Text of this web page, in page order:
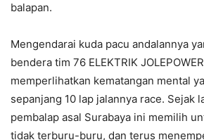
balapan.
​Mengendarai kuda pacu andalannya
bendera tim 76 ELEKTRIK
memperlihatkan kematangan mental
sepanjang 10 lap jalannya race. Sejak
pembalap asal Surabaya ini memilih
tidak terburu-buru, dan terus